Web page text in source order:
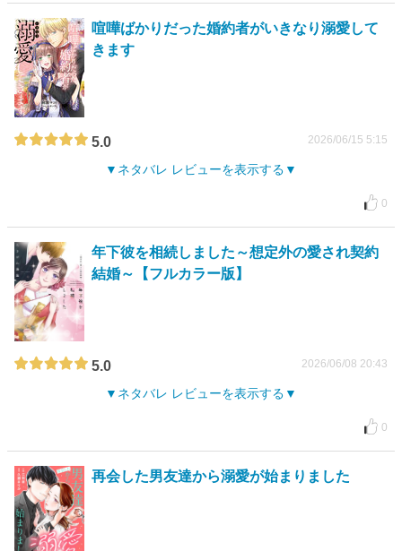
喧嘩ばかりだった婚約者がいきなり溺愛して
きます
5.0 2026/06/15 5:15
ネタバレ レビューを表示する
0
年下彼を相続しました～想定外の愛され契約
結婚～【フルカラー版】
5.0 2026/06/08 20:43
ネタバレ レビューを表示する
0
再会した男友達から溺愛が始まりました